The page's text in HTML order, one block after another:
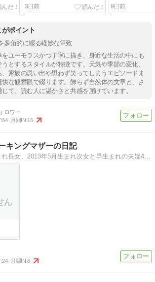
題～
3日前 9日前
ポイント
多角的に綴る軽妙な筆致
をユーモラスかつ丁寧に描き、身近な生活の中にも
とするスタイルが特徴です。天気や季節の変化、
家族の思い出や思わず笑ってしまうエピソードま
な観察眼で綴ります。飾らず自然体の文章と、さ
て、読む人に温かさと共感を届けています。
64 月間IN:16
キングマザーの日記
2011年4月生まれ長女、2013年5月生まれ次女と早生まれの夫婦4人家族です。A型に見えるB型夫、B型に見えるA型嫁。ワーキングマザー（横文字で言うと素敵で…
24 月間IN:8